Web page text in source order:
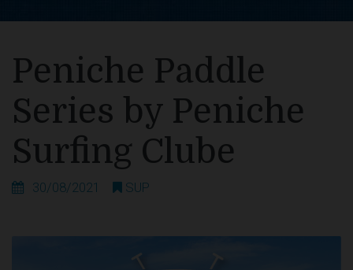
Peniche Paddle
Series by Peniche
Surfing Clube
30/08/2021 SUP